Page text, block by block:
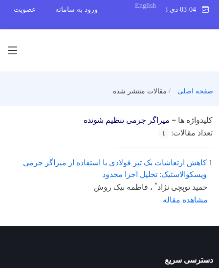
English
ورود به سامانه عضویت
صفحه اصلی مقالات منتشر شده
کلیدواژه ها = میراگر جرمی تنظیم شونده
تعداد مقالات:
1
1 کاهش ارتعاشات یک تیر فولادی با استفاده از میراگر جرمی
ویسکوالاستیک: تحلیل اجزا محدود
حمید توپچی نژاد* ، فاطمه نیک روش
مشاهده مقاله
دسترسی سریع